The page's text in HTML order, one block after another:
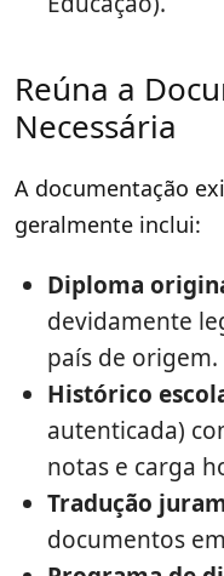
Reúna a
Necessária
A documentação
geralmente inclui:
Diploma
devidamente
país de origem.
Histórico
autenticada)
notas e carga
Tradução
documentos